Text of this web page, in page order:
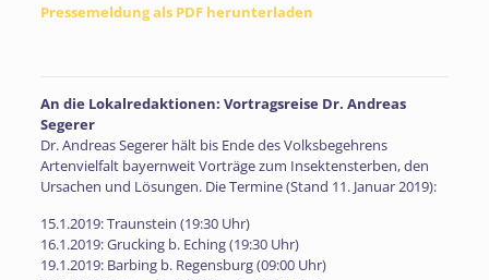
Pressemeldung als PDF herunterladen
An die Lokalredaktionen: Vortragsreise Dr. Andreas
Segerer
Dr. Andreas Segerer hält bis Ende des Volksbegehrens
Artenvielfalt bayernweit Vorträge zum Insektensterben, den
Ursachen und Lösungen. Die Termine (Stand 11. Januar 2019):
15.1.2019: Traunstein (19:30 Uhr)
16.1.2019: Grucking b. Eching (19:30 Uhr)
19.1.2019: Barbing b. Regensburg (09:00 Uhr)